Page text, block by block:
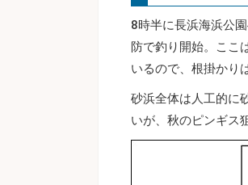
8時半に長浜海浜公
防で釣り開始。ここ
いるので、根掛かり
砂浜全体は人工的に
いが、秋のピンギス